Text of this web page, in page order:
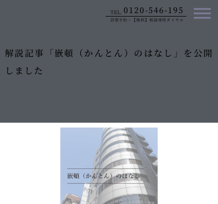
キ
ッ
TEL. 0120-546-195
診察予約・【無料】相談専用ダイヤル
解説記事「嵌頓（かんとん）のはなし」を公開
しました